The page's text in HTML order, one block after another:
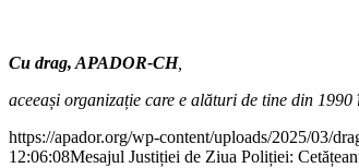
Cu drag, APADOR-CH,
aceeași organizație care e alături de tine din
https://apador.org/wp-content/uploads/2025/03/
12:06:08Mesajul Justiției de Ziua Poliției: